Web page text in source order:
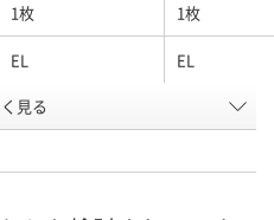
1枚 1枚
EL EL
バーガンディー
見る